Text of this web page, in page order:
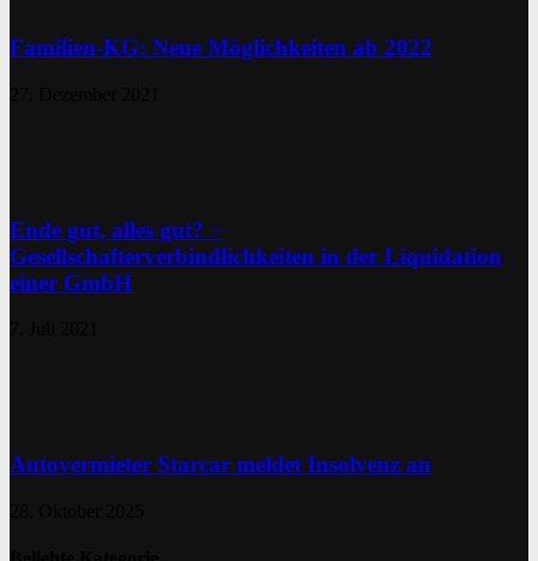
Familien-KG: Neue Möglichkeiten ab 2022
Ende gut, alles gut? −
Gesellschafterverbindlichkeiten in der Liquidation
einer GmbH
Autovermieter Starcar meldet Insolvenz an